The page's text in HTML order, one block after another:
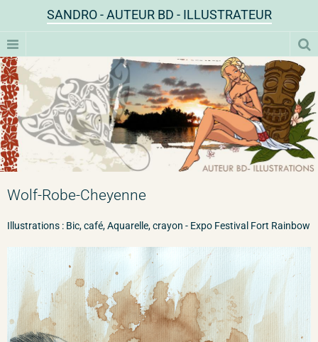
SANDRO - AUTEUR BD - ILLUSTRATEUR
Wolf-Robe-Cheyenne
Illustrations : Bic, café, Aquarelle, crayon - Expo Festival Fort Rainbow